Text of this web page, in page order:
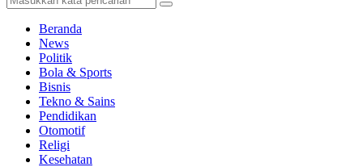
Beranda
News
Politik
Bola & Sports
Bisnis
Tekno & Sains
Pendidikan
Otomotif
Religi
Kesehatan